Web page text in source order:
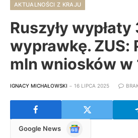
AKTUALNOŚCI Z KRAJU
Ruszyły
wyprawkę. ZUS:
mln wniosków w
IGNACY MICHAŁOWSKI 16 LIPCA 2025
Google News
Google